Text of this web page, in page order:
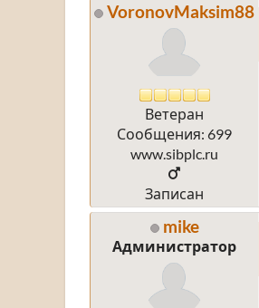
VoronovMaksim88
Ветеран
Сообщения: 699
www.sibplc.ru
Записан
mike
Администратор